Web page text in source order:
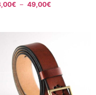
€ – 49,00€